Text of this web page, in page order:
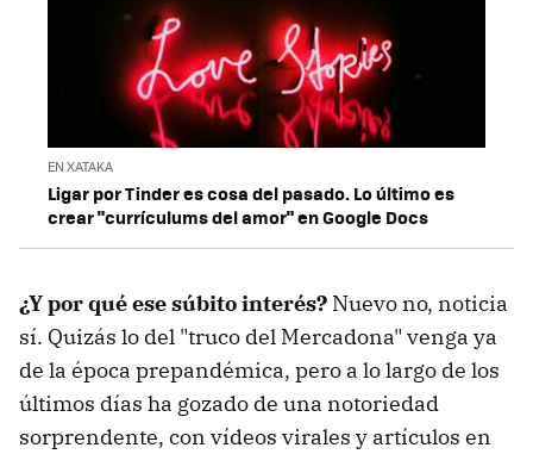
EN XATAKA
Ligar por Tinder es cosa del pasado. Lo último es
crear "currículums del amor" en Google Docs
¿Y por qué ese súbito interés? Nuevo no, noticia
sí. Quizás lo del "truco del Mercadona" venga ya
de la época prepandémica, pero a lo largo de los
últimos días ha gozado de una notoriedad
sorprendente, con vídeos virales y artículos en